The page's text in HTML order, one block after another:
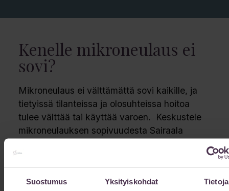
Suostumus Yksityiskohdat Tietoja
Kenelle mikroneulaus ei
sovi?
Mikroneulaus ei välttämättä sovi kaikille, ja
tietyissä tilanteissa ja olosuhteissa hoitoa
tulee välttää tai käyttää varoen. Keskustele
mikroneulauksen sopivuudesta Sairaala
aloittamista.